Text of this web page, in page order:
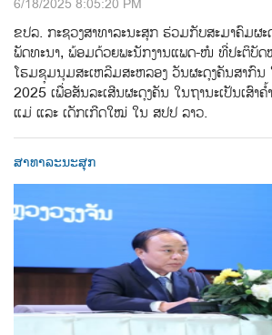
6/18/2025 8:05:20 PM
ຂປລ. ກະຊວງສາທາລະນະສຸກ ຮ່ວມກັບສະມາຄົມຜ
ພັດທະນາ, ພ້ອມດ້ວຍພະນັກງານແພດ-ໜໍ ທີ່ປະຕິບັ
ໂຮມຊຸມນຸມສະເຫລີມສະຫລອງ ວັນຜະດຸງຄັນສາກົ
2025 ເພື່ອສັນລະເສີນຜະດຸງຄັນ ໃນຖານະເປັນເສົາ
ແມ່ ແລະ ເດັກເກີດໃໝ່ ໃນ ສປປ ລາວ.
ສາທາລະນະສຸກ